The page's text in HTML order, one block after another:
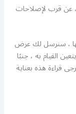
عن قرب لإصلاحات
، سنرسل لك عرض
القيام به ، جنبًا
قراءة هذه بعناية